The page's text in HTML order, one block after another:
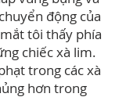
động của
tôi thấy phía
chiếc xà lim.
trong các xà
hơn trong